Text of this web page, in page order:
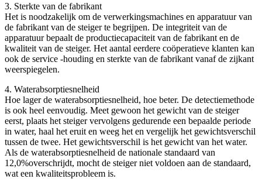
3. Sterkte van de fabrikant
Het is noodzakelijk om de verwerkingsmachines en apparatuur van
de fabrikant van de steiger te begrijpen. De integriteit van de
apparatuur bepaalt de productiecapaciteit van de fabrikant en de
kwaliteit van de steiger. Het aantal eerdere coöperatieve klanten kan
ook de service -houding en sterkte van de fabrikant vanaf de zijkant
weerspiegelen.
4. Waterabsorptiesnelheid
Hoe lager de waterabsorptiesnelheid, hoe beter. De detectiemethode
is ook heel eenvoudig. Meet gewoon het gewicht van de steiger
eerst, plaats het steiger vervolgens gedurende een bepaalde periode
in water, haal het eruit en weeg het en vergelijk het gewichtsverschil
tussen de twee. Het gewichtsverschil is het gewicht van het water.
Als de waterabsorptiesnelheid de nationale standaard van
12,0%overschrijdt, mocht de steiger niet voldoen aan de standaard,
wat een kwaliteitsprobleem is.